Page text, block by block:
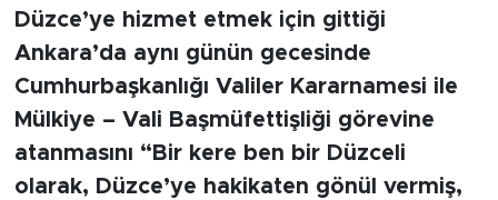
Düzce’ye hizmet etmek için gittiği
Ankara’da aynı günün gecesinde
Cumhurbaşkanlığı Valiler Kararnamesi ile
Mülkiye – Vali Başmüfettişliği görevine
atanmasını “Bir kere ben bir Düzceli
olarak, Düzce’ye hakikaten gönül vermiş,